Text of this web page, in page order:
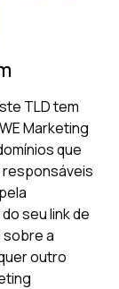
TLD tem
Marketing
que
seu link de
sobre a
outro